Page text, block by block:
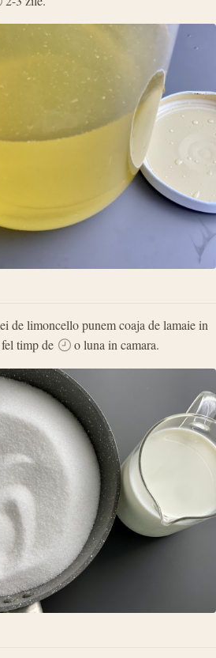
de limoncello punem coaja de lamaie in
timp de
o luna in camara.